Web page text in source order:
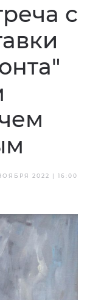
с
2022 | 16:00